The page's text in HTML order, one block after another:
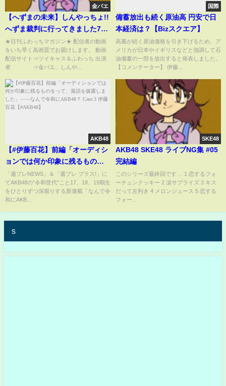
金バエ
【へずまの未来】しんやっちょ!!
へずま裁判に行ってきました7月
20日
★日刊ふわっちマガジン★ 配信者の動画
をいち早く高画質でお届けします。 動画
配信サイト⇒ツイキャス＆ふわっち 出演
者 ⇒金バエ、しんや...
国際
備蓄放出も続く原油高 円安で日
本経済は？【Bizスクエア】
高騰が続く原油価格を引き下げるため、ア
メリカが日本やイギリスなどと強調して石
油備蓄の一部を放出すると発表しました。
【コメンテーター】 伊藤...
AKB48
【#伊藤百花】前編「オーディシ
ョンでは何か印象に残るものを
って、落語を披露しました」
――なんで令和にAKB48？
Case.3 伊藤百花【#AKB48】
「週プレNEWS」＆「週プレ プラス!」に
てAKB48の“令和世代”こと17、18、19期生
をひとりずつ深堀りする新連載「なんで令
和にAKB...
SKE48
AKB48 SKE48 ライブNG集 #05
完結編
このシリーズ最終回です . . 1 恋するフォ
ーチュンクッキー 2 涙サプライズ 3 キス
だって左利き 4 メロンジュース 5 恋する
フォー...
s